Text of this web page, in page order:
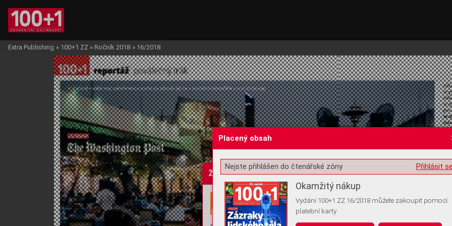
Žádost o souhlas s ukládáním volitelných informací
Extra Publishing » 100+1 ZZ » Ročník 2018 » 16/2018
Placený obsah
Přihlásit
Nejste přihlášen do čtenářské zóny
Okamžitý nákup
Vydání 100+1 ZZ 16/2018 můžete zakoupit pomocí
platební karty